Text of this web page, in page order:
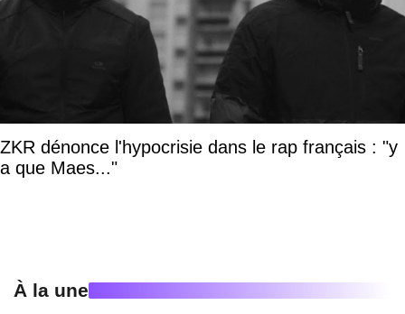
ZKR dénonce l'hypocrisie dans le rap français : "y
a que Maes..."
À la une